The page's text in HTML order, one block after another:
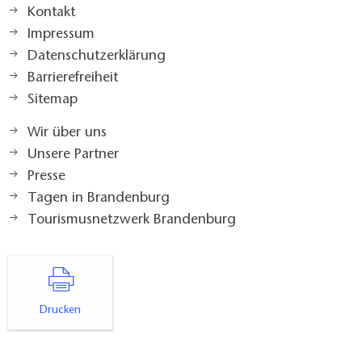
Kontakt
Impressum
Datenschutzerklärung
Barrierefreiheit
Sitemap
Wir über uns
Unsere Partner
Presse
Tagen in Brandenburg
Tourismusnetzwerk Brandenburg
Drucken